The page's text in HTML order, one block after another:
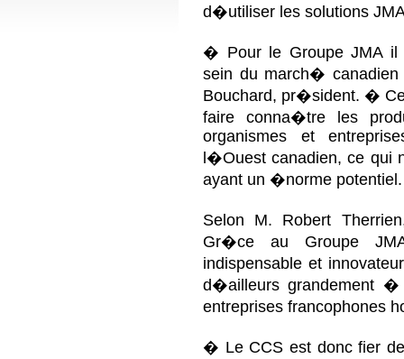
d�utiliser les solutions
� Pour le Groupe JMA
sein du march�
Bouchard, pr�sident. �
faire conna�tre les
organismes et
l�Ouest canadien, ce
ayant un �norme
Selon M. Robert
Gr�ce au Groupe
indispensable et
d�ailleurs grandement �
entreprises francophones
� Le CCS est donc fier